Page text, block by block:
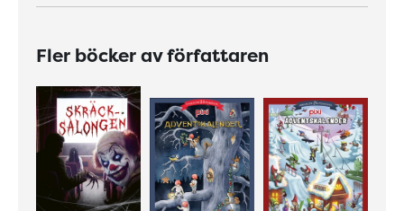
Fler böcker av författaren